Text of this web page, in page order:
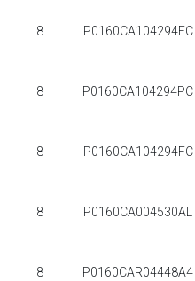
8 P0160CA104294EC
8 P0160CA104294PC
8 P0160CA104294FC
8 P0160CA004530AL
8 P0160CAR04448A4